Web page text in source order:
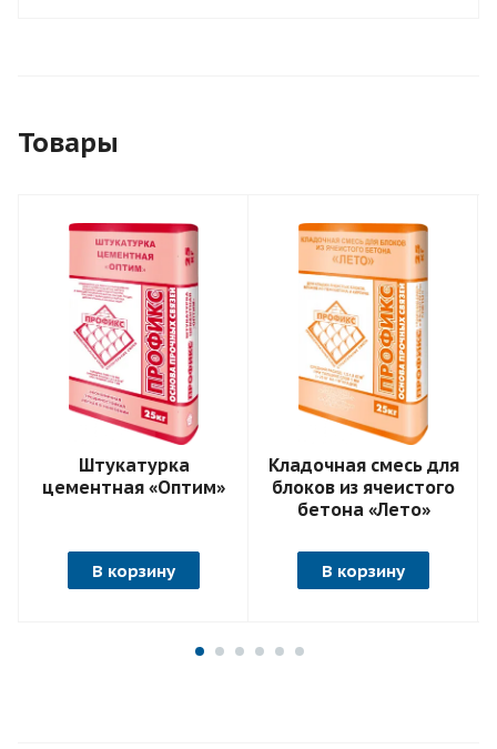
Товары
Штукатурка
цементная «Оптим»
В корзину
Кладочная смесь для
блоков из ячеистого
бетона «Лето»
В корзину